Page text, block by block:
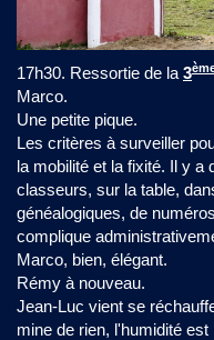
17h30. Ressortie de la 3
Marco.
Une petite pique.
Les critères à surveiller
la mobilité et la fixité. Il y a
classeurs, sur la table,
généalogiques, de
complique
Marco, bien, élégant.
Rémy à nouveau.
Jean-Luc vient se
mine de rien, l'humidité